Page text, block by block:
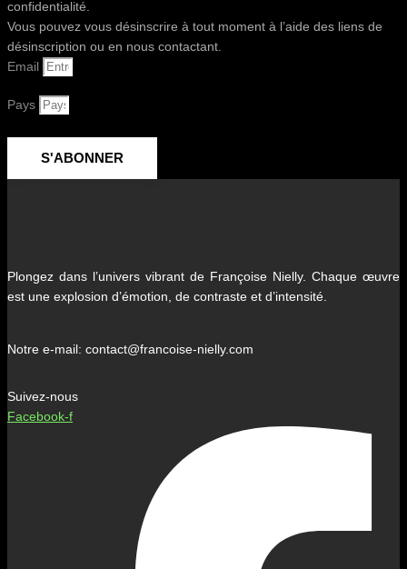
confidentialité.
Vous pouvez vous désinscrire à tout moment à l’aide des liens de
désinscription ou en nous contactant.
Email
Pays
S'ABONNER
Plongez dans l’univers vibrant de Françoise Nielly. Chaque œuvre
est une explosion d’émotion, de contraste et d’intensité.
Notre e-mail: contact@francoise-nielly.com
Suivez-nous
Facebook-f